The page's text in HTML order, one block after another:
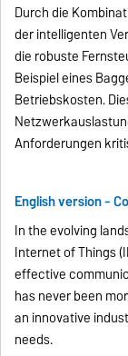
Durch die
der intelligenten
die robuste
Beispiel eines
Betriebskosten.
Anforderungen
English version -
In the evolving
Internet of Things
effective
has never been
an innovative
needs.